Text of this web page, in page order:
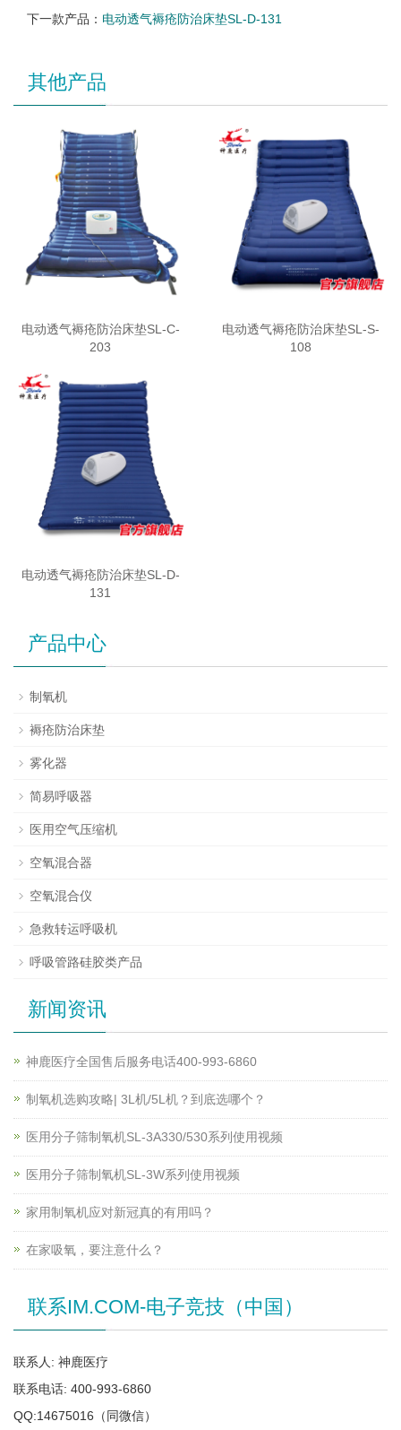
下一款产品： 电动透气褥疮防治床垫SL-D-131
其他产品
电动透气褥疮防治床垫SL-C-
203
电动透气褥疮防治床垫SL-S-
108
电动透气褥疮防治床垫SL-D-
131
产品中心
制氧机
褥疮防治床垫
雾化器
简易呼吸器
医用空气压缩机
空氧混合器
空氧混合仪
急救转运呼吸机
呼吸管路硅胶类产品
新闻资讯
神鹿医疗全国售后服务电话400-993-6860
制氧机选购攻略| 3L机/5L机？到底选哪个？
医用分子筛制氧机SL-3A330/530系列使用视频
医用分子筛制氧机SL-3W系列使用视频
家用制氧机应对新冠真的有用吗？
在家吸氧，要注意什么？
联系IM.COM-电子竞技（中国）
联系人: 神鹿医疗
联系电话: 400-993-6860
QQ:14675016（同微信）